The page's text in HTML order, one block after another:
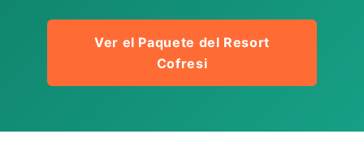
Ver el Paquete del Resort
Cofresi